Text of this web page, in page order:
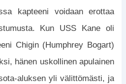
kapteeni voidaan erottaa
Kun USS Kane oli
Chigin (Humphrey Bogart)
hänen uskollinen apulainen
aluksen yli välittömästi, ja